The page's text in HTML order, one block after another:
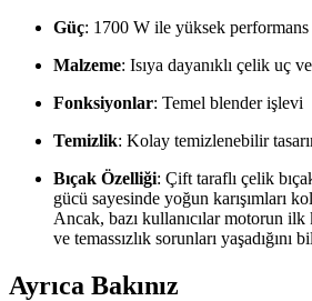
Güç: 1700 W ile yüksek performans
Malzeme: Isıya dayanıklı çelik uç
Fonksiyonlar: Temel blender işlevi
Temizlik: Kolay temizlenebilir
Bıçak Özelliği: Çift taraflı çelik
gücü sayesinde yoğun karışımları
Ancak, bazı kullanıcılar motorun
ve temassızlık sorunları yaşadığını
Ayrıca Bakınız